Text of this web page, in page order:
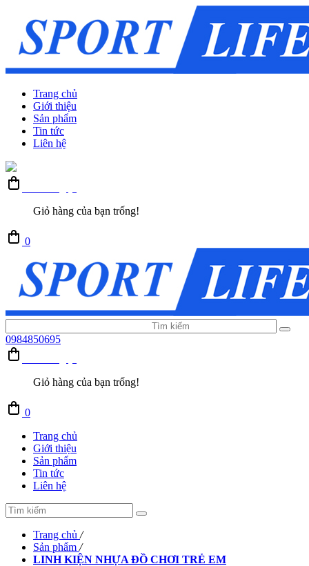
Trang chủ
Giới thiệu
Sản phẩm
Tin tức
Liên hệ
Giỏ hàng của bạn trống!
0
0984850695
Giỏ hàng của bạn trống!
0
Trang chủ
Giới thiệu
Sản phẩm
Tin tức
Liên hệ
Trang chủ /
Sản phẩm /
LINH KIỆN NHỰA ĐỒ CHƠI TRẺ EM